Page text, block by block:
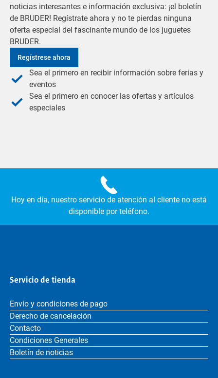
noticias interesantes e información exclusiva: ¡el boletín
de BRUDER! Regístrate ahora y no te pierdas ninguna
oferta especial del fascinante mundo de los juguetes
BRUDER.
Regístrese ahora
Sea el primero en recibir información sobre ferias y
eventos
Sea el primero en conocer las ofertas y artículos
especiales
Hoy en día, nuestro servicio de atención al cliente no está
disponible por teléfono.
Servicio de tienda
Envío y condiciones de pago
Derecho de cancelación
Contacto
Condiciones Generales
Boletín de noticias